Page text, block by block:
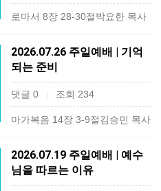
로마서 8장 28-30절박요한 목사
2026.07.26 주일예배 | 기억
되는 준비
댓글 0 | 조회 234
마가복음 14장 3-9절김승민 목사
2026.07.19 주일예배 | 예수
님을 따르는 이유